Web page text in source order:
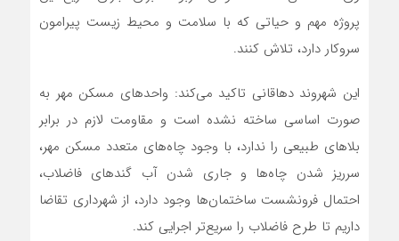
پروژه مهم و حیاتی که با سلامت و محیط زیست پیرامون
سروکار دارد، تلاش کنند.
این شهروند دهاقانی تاکید می‌کند: واحدهای مسکن مهر به
صورت اساسی ساخته نشده است و مقاومت لازم در برابر
بلاهای طبیعی را ندارد، با وجود چاه‌های متعدد مسکن مهر،
سرریز شدن چاه‌ها و جاری شدن آب گندهای فاضلاب،
احتمال فرونشست ساختمان‌ها وجود دارد، از شهرداری تقاضا
داریم تا طرح فاضلاب را سریع‌تر اجرایی کند.